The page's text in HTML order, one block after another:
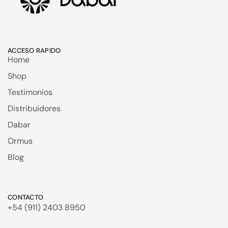
ACCESO RAPIDO
Home
Shop
Testimonios
Distribuidores
Dabar
Ormus
Blog
CONTACTO
+54 (911) 2403 8950